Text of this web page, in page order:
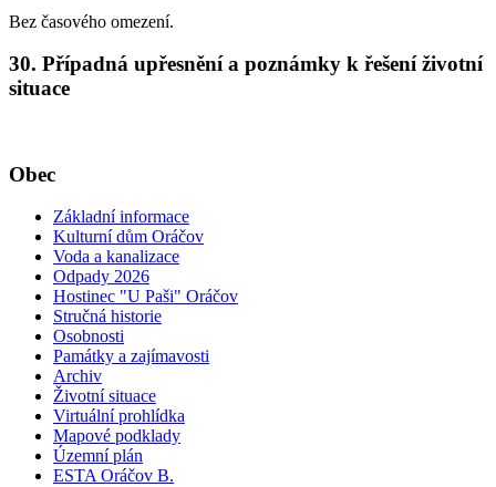
Bez časového omezení.
30. Případná upřesnění a poznámky k řešení životní
situace
Obec
Základní informace
Kulturní dům Oráčov
Voda a kanalizace
Odpady 2026
Hostinec "U Paši" Oráčov
Stručná historie
Osobnosti
Památky a zajímavosti
Archiv
Životní situace
Virtuální prohlídka
Mapové podklady
Územní plán
ESTA Oráčov B.